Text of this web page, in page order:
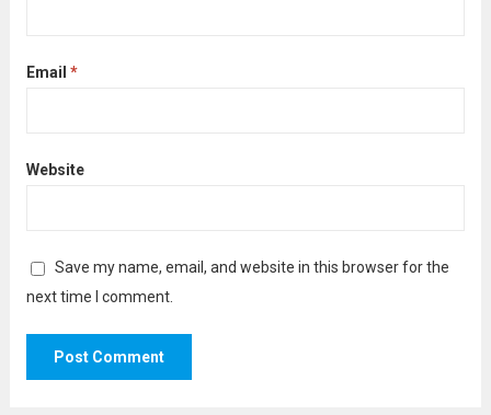
Email *
Website
Save my name, email, and website in this browser for the
next time I comment.